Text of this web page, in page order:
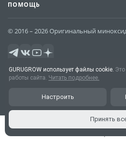
ПОМОЩЬ
© 2016 – 2026 Оригинальный
Чат у Михи
GURUGROW использует файлы cookie.
работы сайта. Читать подробнее.
Настроить
Принять